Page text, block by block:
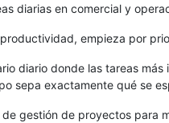
diarias en comercial y
empieza por
diario donde las tareas
sepa exactamente qué se
de gestión de proyectos para